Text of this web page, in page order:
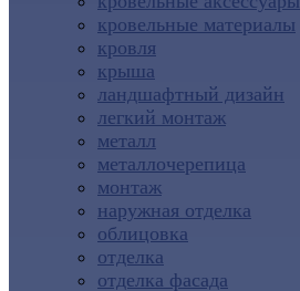
кровельные материалы
кровля
крыша
ландшафтный дизайн
легкий монтаж
металл
металлочерепица
монтаж
наружная отделка
облицовка
отделка
отделка фасада